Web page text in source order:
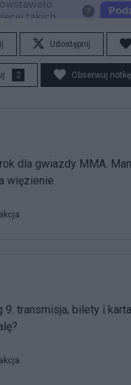
Udostępnij
2 Obserwuj notkę
dla gwiazdy MMA.
więzienie
9: transmisja, bilety i